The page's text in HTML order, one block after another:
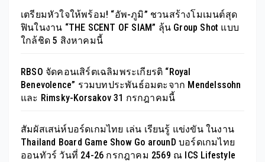
เตรียมหัวใจให้พร้อม! “อัพ-ภูมิ” ชวนสร้างโมเมนต์สุด
ฟินในงาน “THE SCENT OF SIAM” ลุ้น Group Shot แบบ
ใกล้ชิด 5 สิงหาคมนี้
RBSO จัดคอนเสิร์ตเฉลิมพระเกียรติ “Royal
Benevolence” รวมบทประพันธ์อมตะจาก Mendelssohn
และ Rimsky-Korsakov 31 กรกฎาคมนี้
สัมผัสเสน่ห์บอร์ดเกมไทย เล่น เรียนรู้ แข่งขัน ในงาน
Thailand Board Game Show Go arounD บอร์ดเกมไทย
ออนทัวร์ วันที่ 24-26 กรกฎาคม 2569 ณ ICS Lifestyle